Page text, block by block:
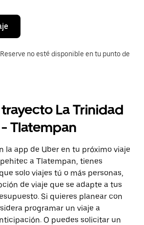
no esté disponible en tu punto de
La Trinidad
Tlatempan
la app de Uber en tu próximo viaje
a Tlatempan, tienes
solo viajes tú o más personas,
de viaje que se adapte a tus
Si quieres planear con
programar un viaje a
O puedes solicitar un